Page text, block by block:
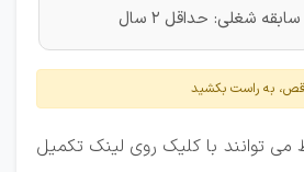
سابقه شغلی: حداقل 2 سال
به راست بکشید
می توانند با کلیک روی لینک تکمیل